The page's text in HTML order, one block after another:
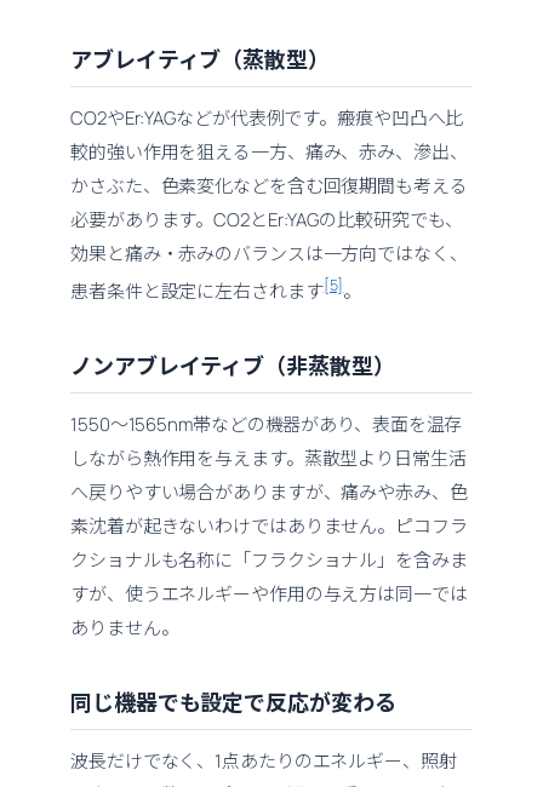
アブレイティブ（蒸散型）
CO2やEr:YAGなどが代表例です。瘢痕や凹凸へ比
較的強い作用を狙える一方、痛み、赤み、滲出、
かさぶた、色素変化などを含む回復期間も考える
必要があります。CO2とEr:YAGの比較研究でも、
効果と痛み・赤みのバランスは一方向ではなく、
患者条件と設定に左右されます[5]。
ノンアブレイティブ（非蒸散型）
1550〜1565nm帯などの機器があり、表面を温存
しながら熱作用を与えます。蒸散型より日常生活
へ戻りやすい場合がありますが、痛みや赤み、色
素沈着が起きないわけではありません。ピコフラ
クショナルも名称に「フラクショナル」を含みま
すが、使うエネルギーや作用の与え方は同一では
ありません。
同じ機器でも設定で反応が変わる
波長だけでなく、1点あたりのエネルギー、照射